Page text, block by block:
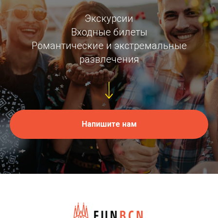
Экскурсии
Входные билеты
Романтические и экстремальные
развлечения
Напишите нам